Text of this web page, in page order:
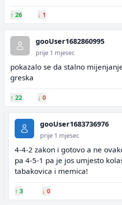
↑ 26 ↓ 1
gooUser1682860995
prije 1 mjesec
pokazalo se da stalno
greska
↑ 22 ↓ 0
gooUser1683736976
prije 1 mjesec
4-4-2 zakon i gotovo a ne
pa 4-5-1 pa je jos umjesto
tabakovica i memica!
↑ 3 ↓ 0